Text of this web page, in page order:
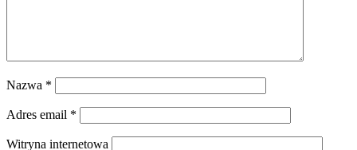
Nazwa *
Adres email *
Witryna internetowa